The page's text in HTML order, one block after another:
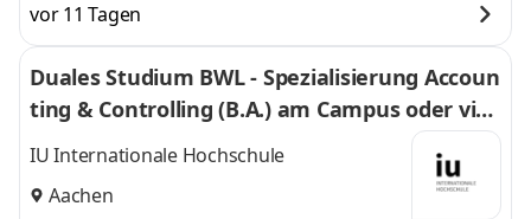
vor 11 Tagen
Duales Studium BWL - Spezialisierung Accoun
ting & Controlling (B.A.) am Campus oder virt
uell
IU Internationale Hochschule
Aachen